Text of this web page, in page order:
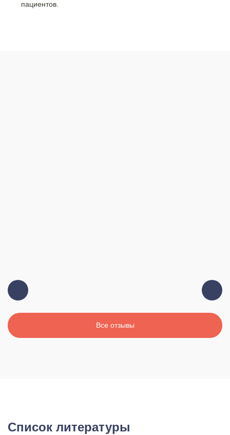
пациентов.
Все отзывы
Список литературы